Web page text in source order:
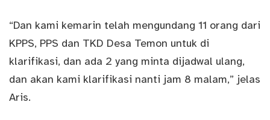
“Dan kami kemarin telah mengundang 11 orang dari
KPPS, PPS dan TKD Desa Temon untuk di
klarifikasi, dan ada 2 yang minta dijadwal ulang,
dan akan kami klarifikasi nanti jam 8 malam,” jelas
Aris.